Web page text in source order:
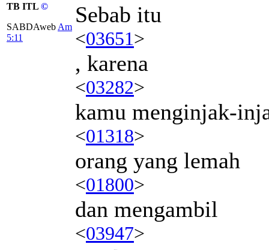
TB ITL ©
SABDAweb Am
5:11
Sebab itu
<03651>
, karena
<03282>
kamu menginjak-
<01318>
orang yang lemah
<01800>
dan mengambil
<03947>